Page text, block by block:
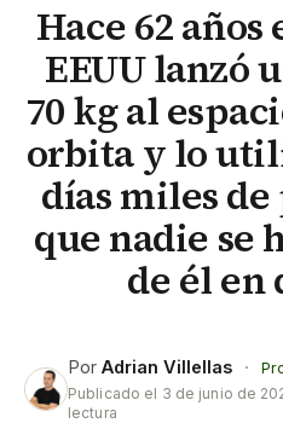
Hace 62
EEUU lanzó
70 kg al
orbita y lo
días miles
que nadie se
de él en
Por Adrian Villellas ·
Publicado el 3 de junio de
lectura